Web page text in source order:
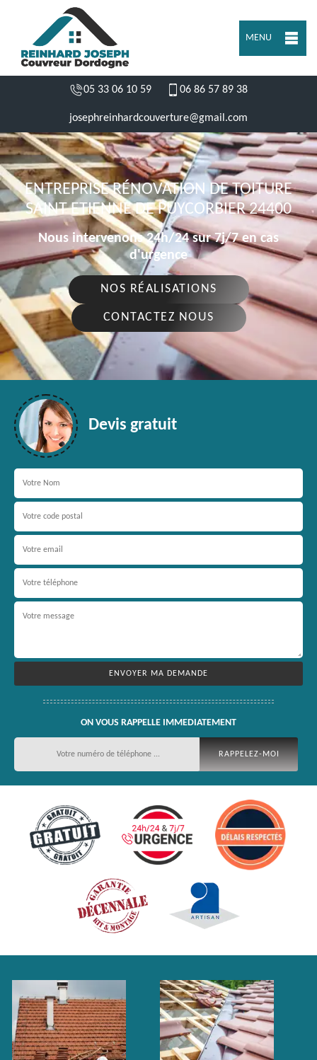
MENU
05 33 06 10 59 06 86 57 89 38
josephreinhardcouverture@gmail.com
ENTREPRISE RÉNOVATION DE TOITURE
SAINT ETIENNE DE PUYCORBIER 24400
Nous intervenons 24h/24 sur 7j/7 en cas
d'urgence
NOS RÉALISATIONS
CONTACTEZ NOUS
Devis gratuit
ON VOUS RAPPELLE IMMEDIATEMENT